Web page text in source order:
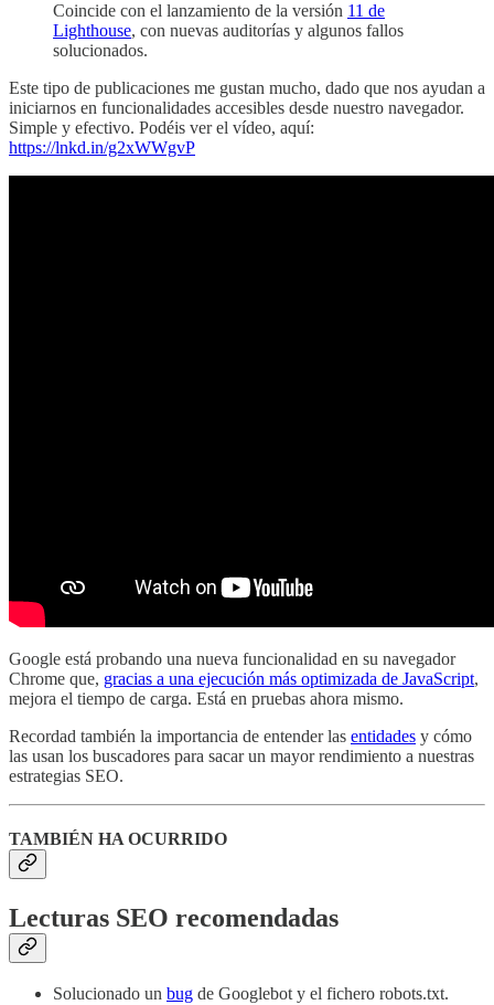
Coincide con el lanzamiento de la versión 11 de
Lighthouse, con nuevas auditorías y algunos fallos
solucionados.
Este tipo de publicaciones me gustan mucho, dado que nos ayudan a
iniciarnos en funcionalidades accesibles desde nuestro navegador.
Simple y efectivo. Podéis ver el vídeo, aquí:
https://lnkd.in/g2xWWgvP
Google está probando una nueva funcionalidad en su navegador
Chrome que, gracias a una ejecución más optimizada de JavaScript,
mejora el tiempo de carga. Está en pruebas ahora mismo.
Recordad también la importancia de entender las entidades y cómo
las usan los buscadores para sacar un mayor rendimiento a nuestras
estrategias SEO.
TAMBIÉN HA OCURRIDO
Lecturas SEO recomendadas
Solucionado un bug de Googlebot y el fichero robots.txt.